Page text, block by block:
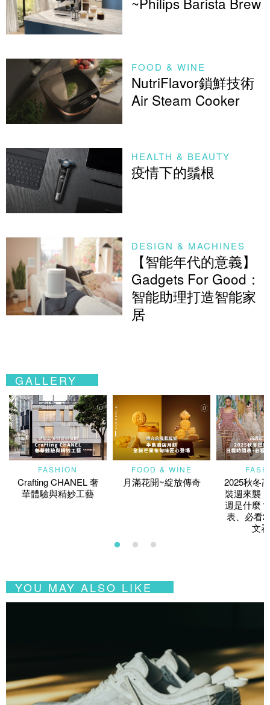
FOOD & WINE
NutriFlavor鎖鮮技術
Air Steam Cooker
HEALTH & BEAUTY
疫情下的鬚根
DESIGN & MACHINES
【智能年代的意義】
Gadgets For Good：
智能助理打造智能家
居
GALLERY
FASHION
Crafting CHANEL 奢
華體驗與精妙工藝
FOOD & WINE
月滿花開~綻放傳奇
2025秋冬
裝週來襲
週是什麼
表、必看
文
YOU MAY ALSO LIKE